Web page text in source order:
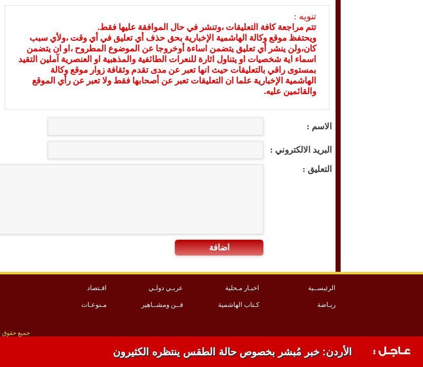
تنويه :
تتم مراجعة كافة التعليقات ،وتنشر في حال الموافقة عليها فقط.
ويحتفظ موقع وكالة الهاشمية الإخبارية بحق حذف أي تعليق في أي وقت ،ولأي سبب
كان،ولن ينشر أي تعليق يتضمن اساءة أوخروجا عن الموضوع المطروح ،او ان يتضمن
اسماء اية شخصيات او يتناول اثارة للنعرات الطائفية والمذهبية او العنصرية آملين التقيد
بمستوى راقي بالتعليقات حيث انها تعبر عن مدى تقدم وثقافة زوار موقع وكالة
الهاشمية الإخبارية علما ان التعليقات تعبر عن أصحابها فقط ولا تعبر عن رأي الموقع
والقائمين عليه.
الاسم :
البريد الالكتروني :
التعليق :
اضافة
الرئيســية اخبـار مـحلية عربـي دولـي اقـتصاد
ريـاضة كـتاب الهاشمية فــن ومشــاهير مـنوعـات
جميع حقوق
عـاجـل : الأردن: خبر مُبشر بخصوص حالة الطقس ينتظره الكثيرون